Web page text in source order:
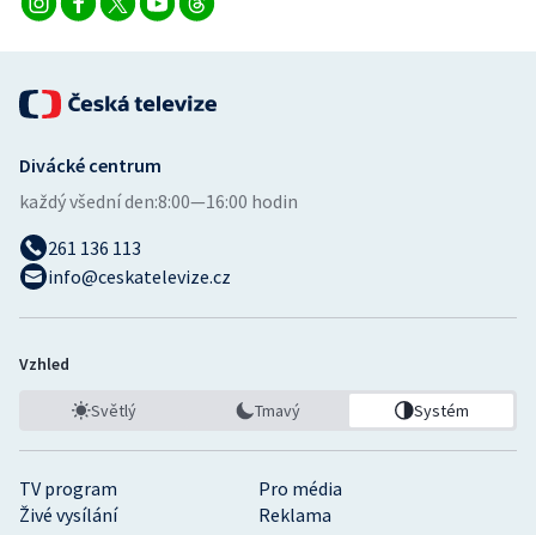
TV program
Pro média
Živé vysílání
Reklama
Divácké centrum
každý všední den:8:00—16:00 hodin
261 136 113
info@ceskatelevize.cz
Vzhled
Světlý Tmavý Systém